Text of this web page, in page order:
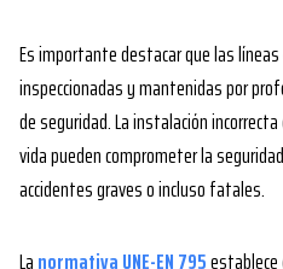
Es importante destacar que las
inspeccionadas y mantenidas por
de seguridad. La instalación
vida pueden comprometer la
accidentes graves o incluso fatales.
Lanormativa UNE-EN 795